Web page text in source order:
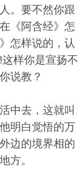
。要不然你跟
《阿含经》怎
怎样说的，认
样你是宣扬不
说教？
中去，这就叫
明白觉悟的万
边的境界相的
方。